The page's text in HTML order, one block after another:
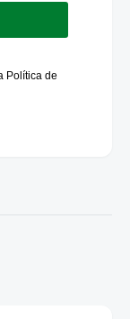
Política de